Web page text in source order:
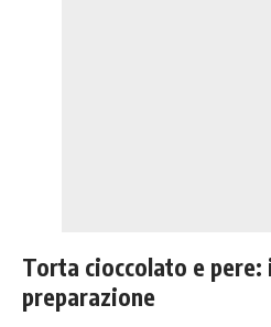
Torta cioccolato e
preparazione